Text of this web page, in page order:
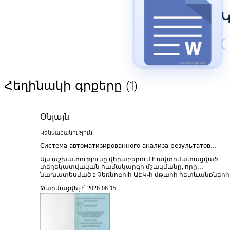
Հեղինակի գրքերը (1)
Օնլայն
Կենսաբանություն
Система автоматизированного анализа результатов
принимавшими участие в ликвидации последствий
на Чернобыльской АЭС
Այս աշխատությունը վերաբերում է ավտոմատացված
տեղեկատվական համակարգի մշակմանը, որը
նախատեսված է Չեռնոբիլի ԱԷԿ-ի վթարի հետևանքների
կլինիկո-էպիդեմիոլոգիական դիտարկումների
արդյունքների վերլուծության համար։ Հետազոտության
հիմնական նպատակն է ստեղծել տվյալների
հավաքագրման, մշակման և վերլուծության ինտեգրված
համակարգ, որը թույլ կտա համակարգված կերպով
գնահատել այդ անձանց առողջական վիճակը
Թարմացվել է՝ 2026-06-15